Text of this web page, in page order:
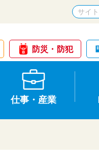
防災・防犯
仕事・産業